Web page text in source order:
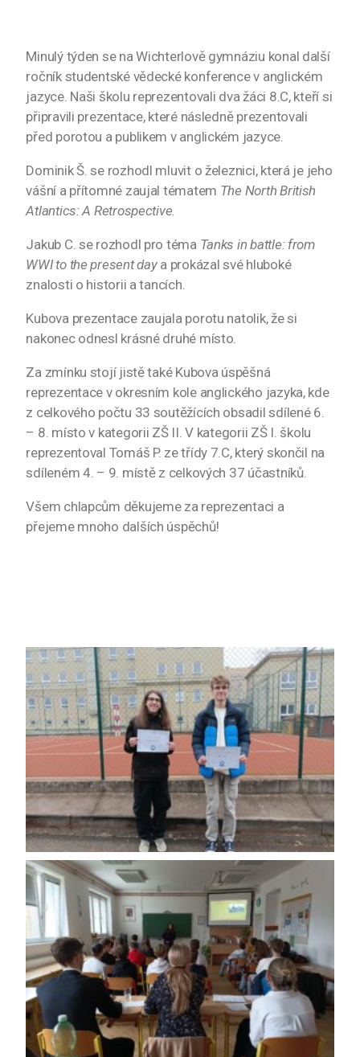
Minulý týden se na Wichterlově gymnáziu konal další
ročník studentské vědecké konference v anglickém
jazyce. Naši školu reprezentovali dva žáci 8.C, kteří si
připravili prezentace, které následně prezentovali
před porotou a publikem v anglickém jazyce.
Dominik Š. se rozhodl mluvit o železnici, která je jeho
vášní a přítomné zaujal tématem The North British
Atlantics: A Retrospective.
Jakub C. se rozhodl pro téma Tanks in battle: from
WWI to the present day a prokázal své hluboké
znalosti o historii a tancích.
Kubova prezentace zaujala porotu natolik, že si
nakonec odnesl krásné druhé místo.
Za zmínku stojí jistě také Kubova úspěšná
reprezentace v okresním kole anglického jazyka, kde
z celkového počtu 33 soutěžících obsadil sdílené 6.
– 8. místo v kategorii ZŠ II. V kategorii ZŠ I. školu
reprezentoval Tomáš P. ze třídy 7.C, který skončil na
sdíleném 4. – 9. místě z celkových 37 účastníků.
Všem chlapcům děkujeme za reprezentaci a
přejeme mnoho dalších úspěchů!